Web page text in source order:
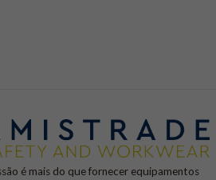
é mais do que fornecer equipamentos